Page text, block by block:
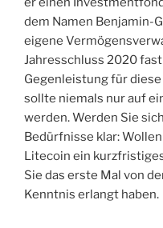
dem Namen Benjamin-
eigene
Jahresschluss 2020
Gegenleistung für
sollte niemals nur auf
werden. Werden Sie
Bedürfnisse klar:
Litecoin ein
Sie das erste Mal von
Kenntnis erlangt haben.